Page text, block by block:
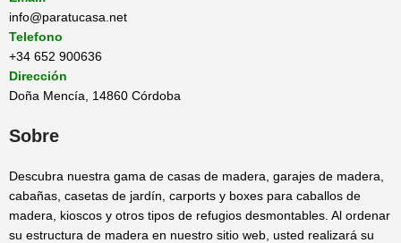
info@paratucasa.net
Telefono
+34 652 900636
Dirección
Doña Mencía, 14860 Córdoba
Sobre
Descubra nuestra gama de casas de madera, garajes de madera,
cabañas, casetas de jardín, carports y boxes para caballos de
madera, kioscos y otros tipos de refugios desmontables. Al ordenar
su estructura de madera en nuestro sitio web, usted realizará su